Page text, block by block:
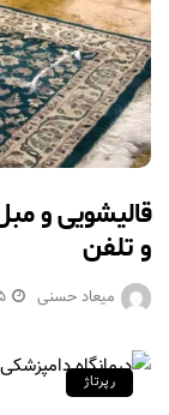
قالیشویی و
و تلفن
میعاد حسنی
رپرتاژ